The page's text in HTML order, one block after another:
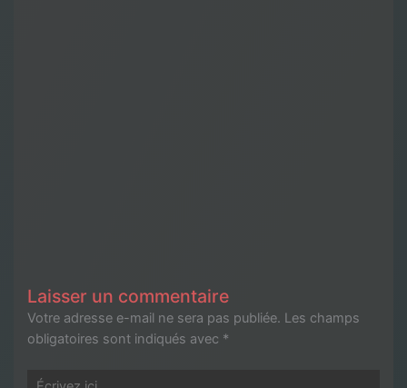
Laisser un commentaire
Votre adresse e-mail ne sera pas publiée. Les champs
obligatoires sont indiqués avec *
Écrivez